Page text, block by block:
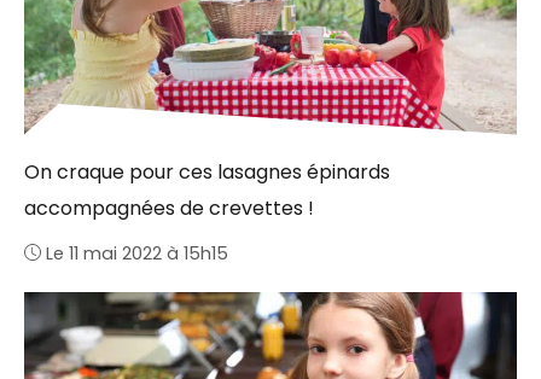
On craque pour ces lasagnes épinards
accompagnées de crevettes !
Le 11 mai 2022 à 15h15